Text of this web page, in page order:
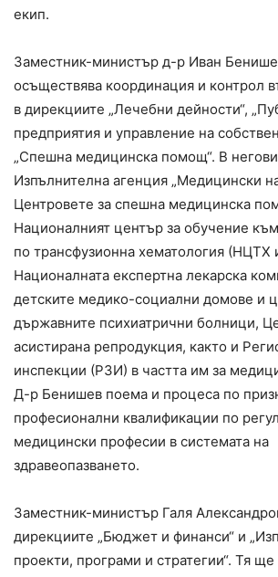
екип.
Заместник-министър д-р Иван
осъществява координация и контрол
в дирекциите „Лечебни дейности“,
предприятия и управление на
„Спешна медицинска помощ“. В
Изпълнителна агенция „Медицински
Центровете за спешна медицинска
Националният център за обучение
по трансфузионна хематология (НЦТХ
Националната експертна лекарска
детските медико-социални домове и
държавните психиатрични болници,
асистирана репродукция, както и
инспекции (РЗИ) в частта им за
Д-р Бенишев поема и процеса по
професионални квалификации по
медицински професии в системата на
здравеопазването.
Заместник-министър Галя
дирекциите „Бюджет и финанси“ и
проекти, програми и стратегии“. Тя ще